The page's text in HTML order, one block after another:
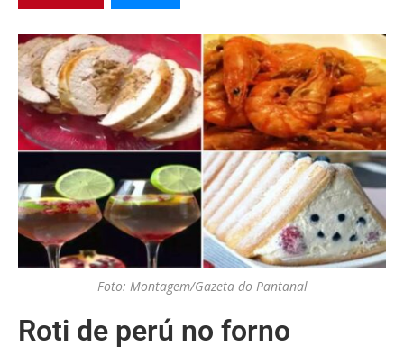
Foto: Montagem/Gazeta do Pantanal
Roti de perú no forno